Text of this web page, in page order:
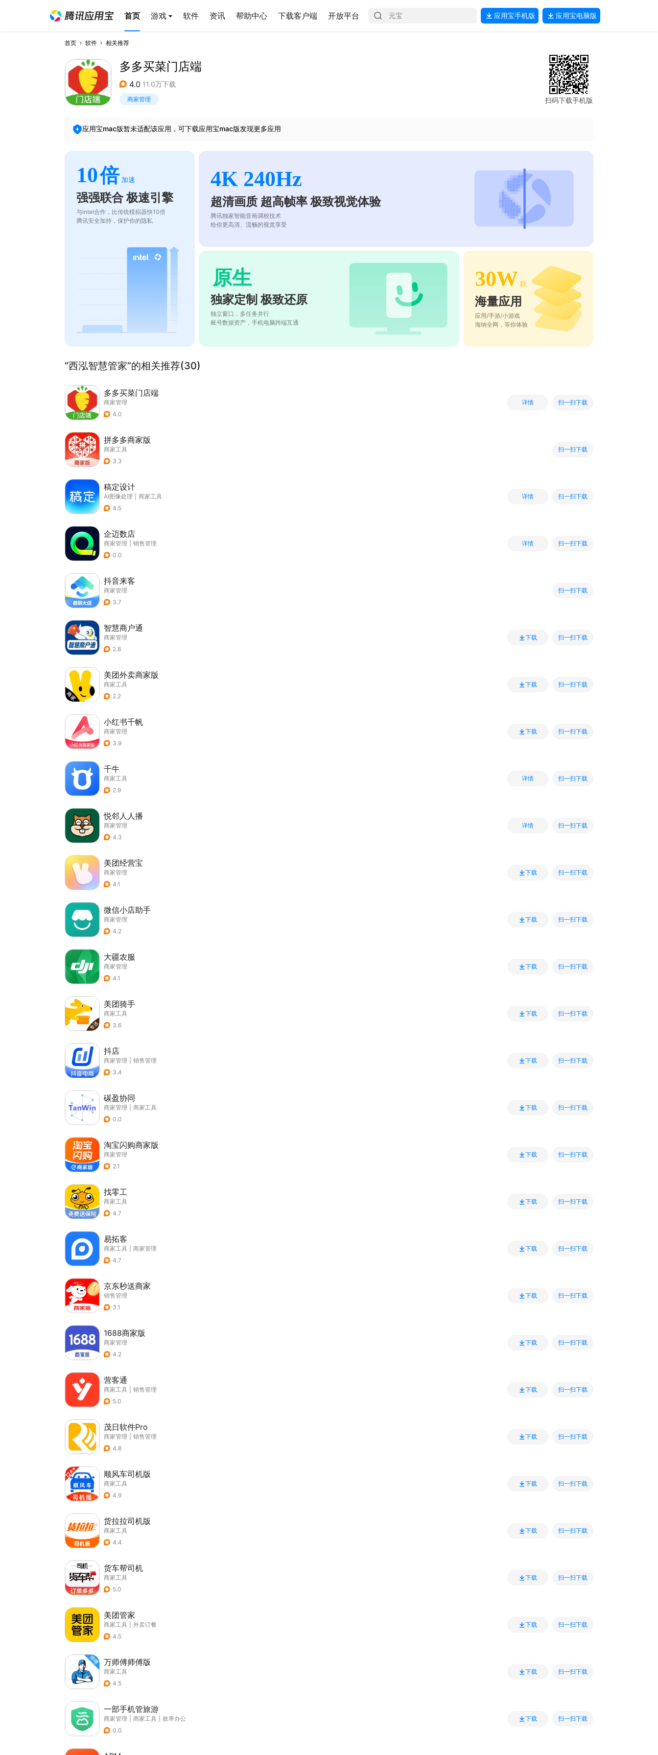
首页 游戏 软件 资讯 帮助中心 下载客户端 开放平台 应用宝手机版 应用宝电脑版
首页 软件 相关推荐
多多买菜门店端
4.0 11.0万下载
商家管理 扫码下载手机版
应用宝mac版暂未适配该应用，可下载应用宝mac版发现更多应用
10倍 加速
强强联合 极速引擎
与intel合作，比传统模拟器快10倍
腾讯安全加持，保护你的隐私
4K 240Hz
超清画质 超高帧率 极致视觉体验
腾讯独家智能音画调校技术
给你更高清、流畅的视觉享受
原生
独家定制 极致还原
独立窗口，多任务并行
账号数据资产，手机电脑跨端互通
30W 款
海量应用
应用/手游/小游戏
海纳全网，等你体验
“西泓智慧管家”的相关推荐(30)
多多买菜门店端
商家管理
4.0
详情 扫一扫下载
拼多多商家版
商家工具
3.3
扫一扫下载
稿定设计
AI图像处理
商家工具
4.5
详情 扫一扫下载
企迈数店
商家管理
销售管理
0.0
详情 扫一扫下载
抖音来客
商家管理
3.7
扫一扫下载
智慧商户通
商家管理
2.8
下载 扫一扫下载
美团外卖商家版
商家工具
2.2
下载 扫一扫下载
小红书千帆
商家管理
3.9
下载 扫一扫下载
千牛
商家工具
2.9
详情 扫一扫下载
悦邻人人播
商家管理
4.3
详情 扫一扫下载
美团经营宝
商家管理
4.1
下载 扫一扫下载
微信小店助手
商家管理
4.2
下载 扫一扫下载
大疆农服
商家管理
4.1
下载 扫一扫下载
美团骑手
商家工具
3.6
下载 扫一扫下载
抖店
商家管理
销售管理
3.4
下载 扫一扫下载
碳盈协同
商家管理
商家工具
0.0
下载 扫一扫下载
淘宝闪购商家版
商家管理
2.1
下载 扫一扫下载
找零工
商家工具
4.7
下载 扫一扫下载
易拓客
商家工具
商家管理
4.7
下载 扫一扫下载
京东秒送商家
销售管理
3.1
下载 扫一扫下载
1688商家版
商家管理
4.2
下载 扫一扫下载
营客通
商家工具
销售管理
5.0
下载 扫一扫下载
茂日软件Pro
商家管理
销售管理
4.8
下载 扫一扫下载
顺风车司机版
商家工具
4.9
下载 扫一扫下载
货拉拉司机版
商家工具
4.4
下载 扫一扫下载
货车帮司机
商家工具
5.0
下载 扫一扫下载
美团管家
商家工具
外卖订餐
4.5
下载 扫一扫下载
万师傅师傅版
商家工具
4.5
下载 扫一扫下载
一部手机管旅游
商家管理 商家工具
效率办公
0.0
下载 扫一扫下载